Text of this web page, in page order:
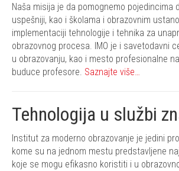
Naša misija je da pomognemo pojedincima
uspešniji, kao i školama i obrazovnim
implementaciji tehnologije i tehnika za
obrazovnog procesa. IMO je i savetodavni
u obrazovanju, kao i mesto profesionalne
buduce profesore. Saznajte više…
Tehnologija u službi
Institut za moderno obrazovanje je jedini
kome su na jednom mestu predstavljene
koje se mogu efikasno koristiti i u